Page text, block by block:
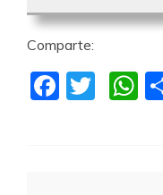
Comparte:
F
T